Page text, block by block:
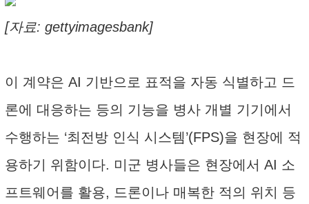
[자료: gettyimagesbank]
이 계약은 AI 기반으로 표적을 자동 식별하고 드
론에 대응하는 등의 기능을 병사 개별 기기에서
수행하는 ‘최전방 인식 시스템’(FPS)을 현장에 적
용하기 위함이다. 미군 병사들은 현장에서 AI 소
프트웨어를 활용, 드론이나 매복한 적의 위치 등